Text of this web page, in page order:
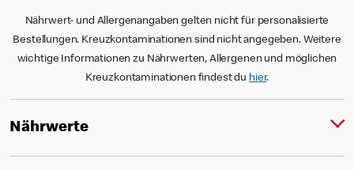
Nährwert- und Allergenangaben gelten nicht für personalisierte
Bestellungen. Kreuzkontaminationen sind nicht angegeben. Weitere
wichtige Informationen zu Nährwerten, Allergenen und möglichen
Kreuzkontaminationen findest du hier.
Nährwerte